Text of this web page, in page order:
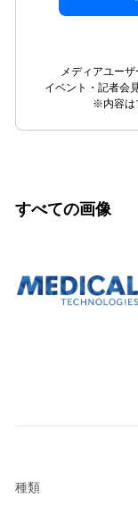
メディアユー
イベント・記者会
※内容は
すべての画像
種類